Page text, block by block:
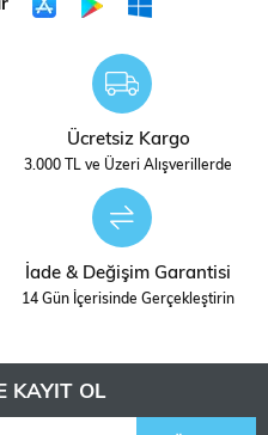
Ücretsiz Kargo
3.000 TL ve Üzeri Alışverillerde
İade & Değişim Garantisi
14 Gün İçerisinde Gerçekleştirin
KAYIT OL